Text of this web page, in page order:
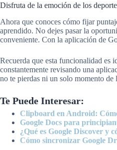
Disfruta de la emoción de los
Ahora que conoces cómo fijar
aprendido. No dejes pasar la
conveniente. Con la aplicación de
Recuerda que esta funcionalidad es
constantemente revisando una
no te pierdas ni un solo momento de
Te Puede Interesar:
Clipboard en Android:
Google Docs para
¿Qué es Google Discover y
Cómo sincronizar Google